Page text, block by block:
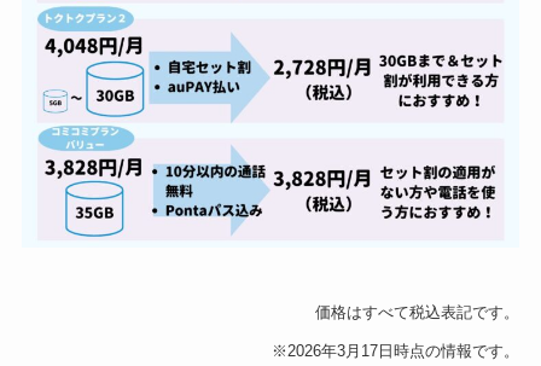
価格はすべて税込表記です。
※2026年3月17日時点の情報です。